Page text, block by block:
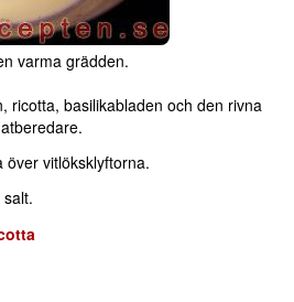
varma grädden.
ricotta, basilikabladen och den rivna
över vitlöksklyftorna.